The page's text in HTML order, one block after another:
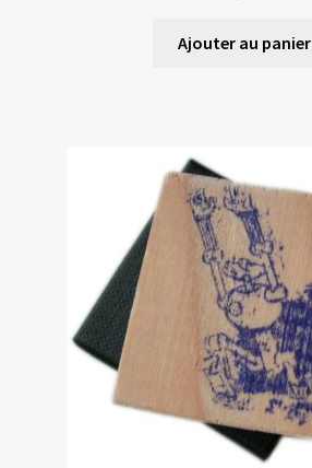
Ajouter au panier